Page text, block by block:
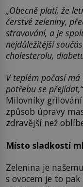
„Obecně platí, že
čerstvé zeleniny,
stravování, a je
nejdůležitější
cholesterolu,
V teplém počasí
potřebu se přejídat,“
Milovníky
způsob úpravy
zdravější než
Místo sladkostí
Zelenina je
s ovocem je to